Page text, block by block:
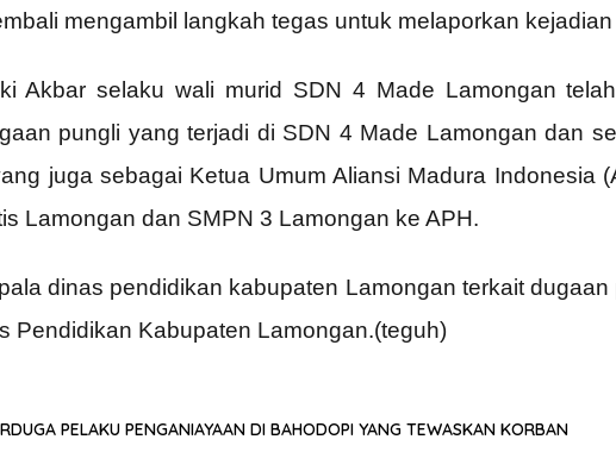
mengambil langkah tegas untuk melaporkan
Akbar selaku wali murid SDN 4 Made Lamongan
pungli yang terjadi di SDN 4 Made Lamongan dan
juga sebagai Ketua Umum Aliansi Madura Indonesia
Lamongan dan SMPN 3 Lamongan ke APH.
dinas pendidikan kabupaten Lamongan terkait
Pendidikan Kabupaten Lamongan.(teguh)
PELAKU PENGANIAYAAN DI BAHODOPI YANG TEWASKAN KORBAN